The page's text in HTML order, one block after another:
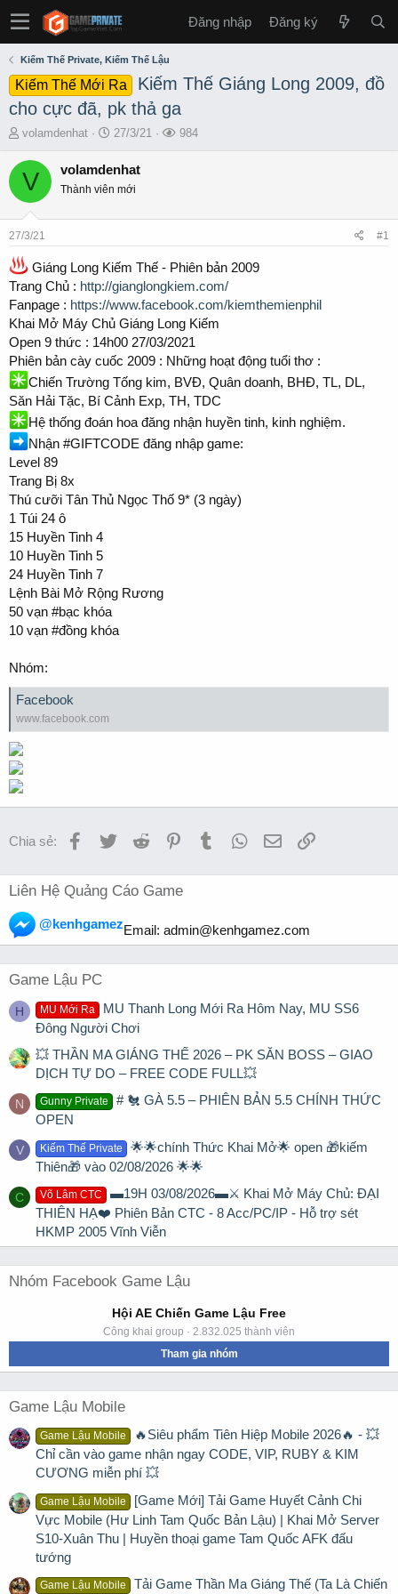
Đăng nhập Đăng ký
Kiếm Thế Private, Kiếm Thế Lậu
Kiếm Thế Mới Ra
Kiếm Thế Giáng Long 2009, đồ
cho cực đã, pk thả ga
T
r
e
s
a
r
t
e
r
volamdenhat
S
a
t
e
27/3/21
L
984
V volamdenhat
Thành viên mới
27/3/21 #1
Giáng Long Kiếm Thế - Phiên bản 2009
Trang Chủ : http://gianglongkiem.com/
Fanpage : https://www.facebook.com/kiemthemienphil
Khai Mở Máy Chủ Giáng Long Kiếm
Open 9 thức : 14h00 27/03/2021
Phiên bản cày cuốc 2009 : Những hoạt động tuổi thơ :
Chiến Trường Tống kim, BVĐ, Quân doanh, BHĐ, TL, DL,
Săn Hải Tặc, Bí Cảnh Exp, TH, TDC
Hệ thống đoán hoa đăng nhận huyền tinh, kinh nghiệm.
Nhận #GIFTCODE đăng nhập game:
Level 89
Trang Bị 8x
Thú cưỡi Tân Thủ Ngọc Thố 9* (3 ngày)
1 Túi 24 ô
15 Huyền Tinh 4
10 Huyền Tinh 5
24 Huyền Tinh 7
Lệnh Bài Mở Rộng Rương
50 vạn #bạc khóa
10 vạn #đồng khóa
Nhóm:
Facebook
www.facebook.com
Chia sẻ: Facebook
TwitterReddit PinterestTumblrWhatsApp
EmailLink
Liên Hệ Quảng Cáo Game
@kenhgamezEmail: admin@kenhgamez.com
Game Lậu PC
H MU Mới Ra
MU Thanh Long Mới Ra Hôm Nay, MU SS6
Đông Người Chơi
💥 THẦN MA GIÁNG THẾ 2026 – PK SĂN BOSS – GIAO
DỊCH TỰ DO – FREE CODE FULL💥
N Gunny Private
# 🐔 GÀ 5.5 – PHIÊN BẢN 5.5 CHÍNH THỨC
OPEN
V Kiếm Thế Private
🌟🌟chính Thức Khai Mở🌟 open 🎁kiếm
Thiên🎁 vào 02/08/2026 🌟🌟
C Võ Lâm CTC
▬19H 03/08/2026▬⚔️ Khai Mở Máy Chủ: ĐẠI
THIÊN HẠ❤️ Phiên Bản CTC - 8 Acc/PC/IP - Hỗ trợ sét
HKMP 2005 Vĩnh Viễn
Nhóm Facebook Game Lậu
Hội AE Chiến Game Lậu Free
Công khai group · 2.832.025 thành viên
Tham gia nhóm
Game Lậu Mobile
Game Lậu Mobile
🔥Siêu phẩm Tiên Hiệp Mobile 2026🔥 - 💥
Chỉ cần vào game nhận ngay CODE, VIP, RUBY & KIM
CƯƠNG miễn phí 💥
Game Lậu Mobile
[Game Mới] Tải Game Huyết Cảnh Chi
Vực Mobile (Hư Linh Tam Quốc Bản Lậu) | Khai Mở Server
S10-Xuân Thu | Huyền thoại game Tam Quốc AFK đấu
tướng
Game Lậu Mobile Tải Game Thần Ma Giáng Thế (Ta Là Chiến